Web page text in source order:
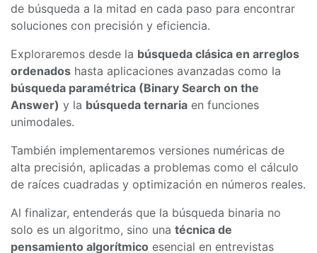
de búsqueda a la mitad en cada paso para encontrar
soluciones con precisión y eficiencia.
Exploraremos desde la búsqueda clásica en arreglos
ordenados hasta aplicaciones avanzadas como la
búsqueda paramétrica (Binary Search on the
Answer) y la búsqueda ternaria en funciones
unimodales.
También implementaremos versiones numéricas de
alta precisión, aplicadas a problemas como el cálculo
de raíces cuadradas y optimización en números reales.
Al finalizar, entenderás que la búsqueda binaria no
solo es un algoritmo, sino una técnica de
pensamiento algorítmico esencial en entrevistas